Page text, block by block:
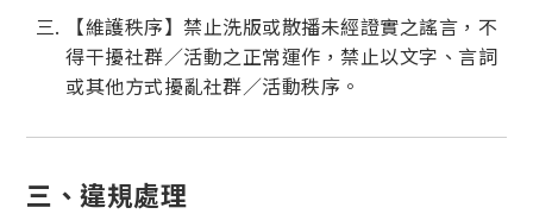
【維護秩序】禁止洗版或散播未經證實之謠言，不
得干擾社群／活動之正常運作，禁止以文字、言詞
或其他方式擾亂社群／活動秩序。
三、違規處理